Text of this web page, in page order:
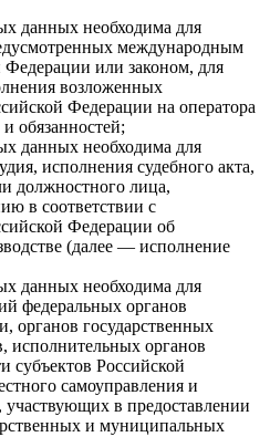
данных необходима для
международным
Федерации или законом, для
возложенных
Федерации на оператора
обязанностей;
данных необходима для
исполнения судебного акта,
должностного лица,
в соответствии с
Федерации об
(далее — исполнение
данных необходима для
федеральных органов
органов государственных
органов
субъектов Российской
самоуправления и
в предоставлении
и муниципальных